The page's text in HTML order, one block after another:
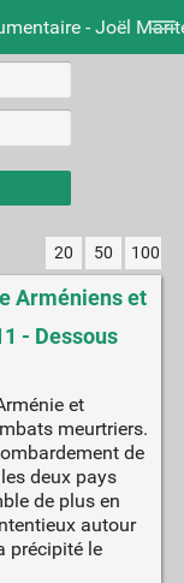
- Joël
20 50 100
Arméniens et
- Dessous
et
meurtriers.
de
deux pays
de plus en
autour
précipité le